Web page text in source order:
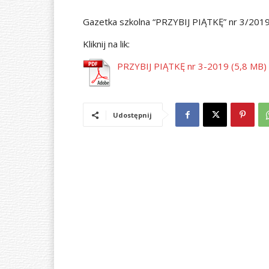
Gazetka szkolna “PRZYBIJ PIĄTKĘ” nr 3/
Kliknij na lik:
PRZYBIJ PIĄTKĘ nr 3-2019
Udostępnij